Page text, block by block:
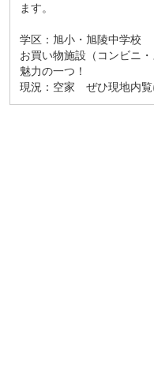
ます。
学区：旭小・旭陵中学校
お買い物施設（コンビニ
魅力の一つ！
現況：空家 ぜひ現地内覧